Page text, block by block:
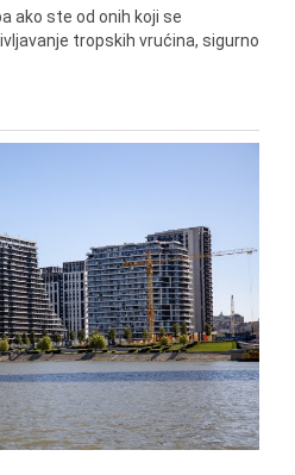
ako ste od onih koji se
tropskih vrućina, sigurno